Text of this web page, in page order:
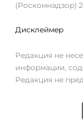
(Роскомнадзор)
Дисклеймер
Редакция не
информации,
Редакция не